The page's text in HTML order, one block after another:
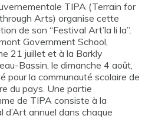
TIPA (Terrain for
Arts) organise cette
de son “Festival Art’la li la”.
Government School,
21 juillet et à la Barkly
Bassin, le dimanche 4 août,
pour la communauté scolaire de
du pays. Une partie
de TIPA consiste à la
d’Art annuel dans chaque